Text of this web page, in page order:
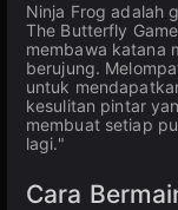
Ninja Frog adalah
The Butterfly
membawa katana
berujung.
untuk
kesulitan pintar
membuat setiap
lagi."
Cara